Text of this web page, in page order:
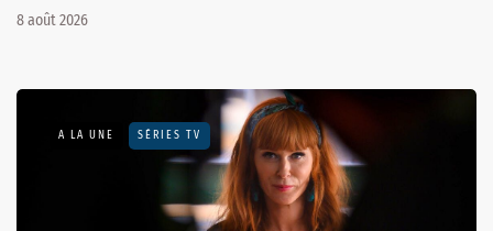
8 août 2026
A LA UNE SÉRIES TV